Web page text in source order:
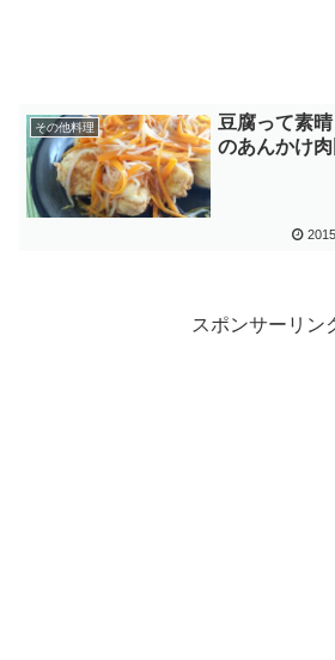
その他料理
豆腐って素
のあんかけ
スポンサーリン